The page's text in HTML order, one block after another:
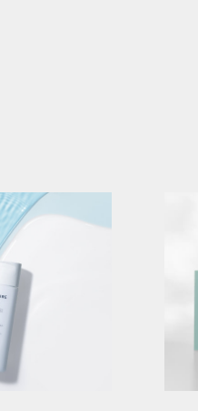
しお肌にも気持ちにも安心を
きたい」という一心から、情
成分・分量・配合目的を公開
るなど、お客さまがご自身に